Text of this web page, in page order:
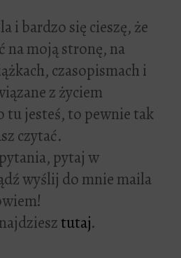
i bardzo się cieszę, że
na moją stronę, na
czasopismach i
z życiem
tu jesteś, to pewnie tak
czytać.
pytaj w
wyślij do mnie maila
tutaj.